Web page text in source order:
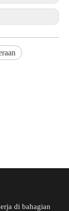
di bahagian